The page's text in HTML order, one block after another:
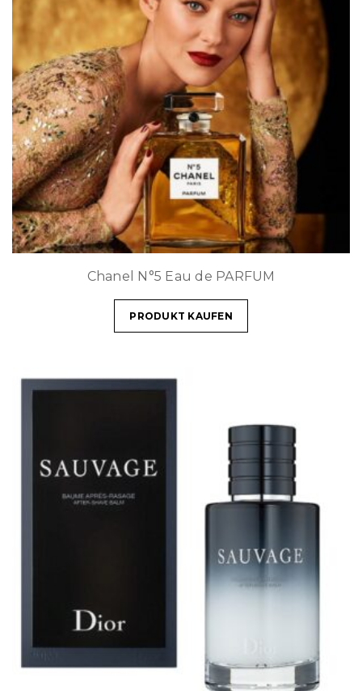
Chanel N°5 Eau de PARFUM
PRODUKT KAUFEN